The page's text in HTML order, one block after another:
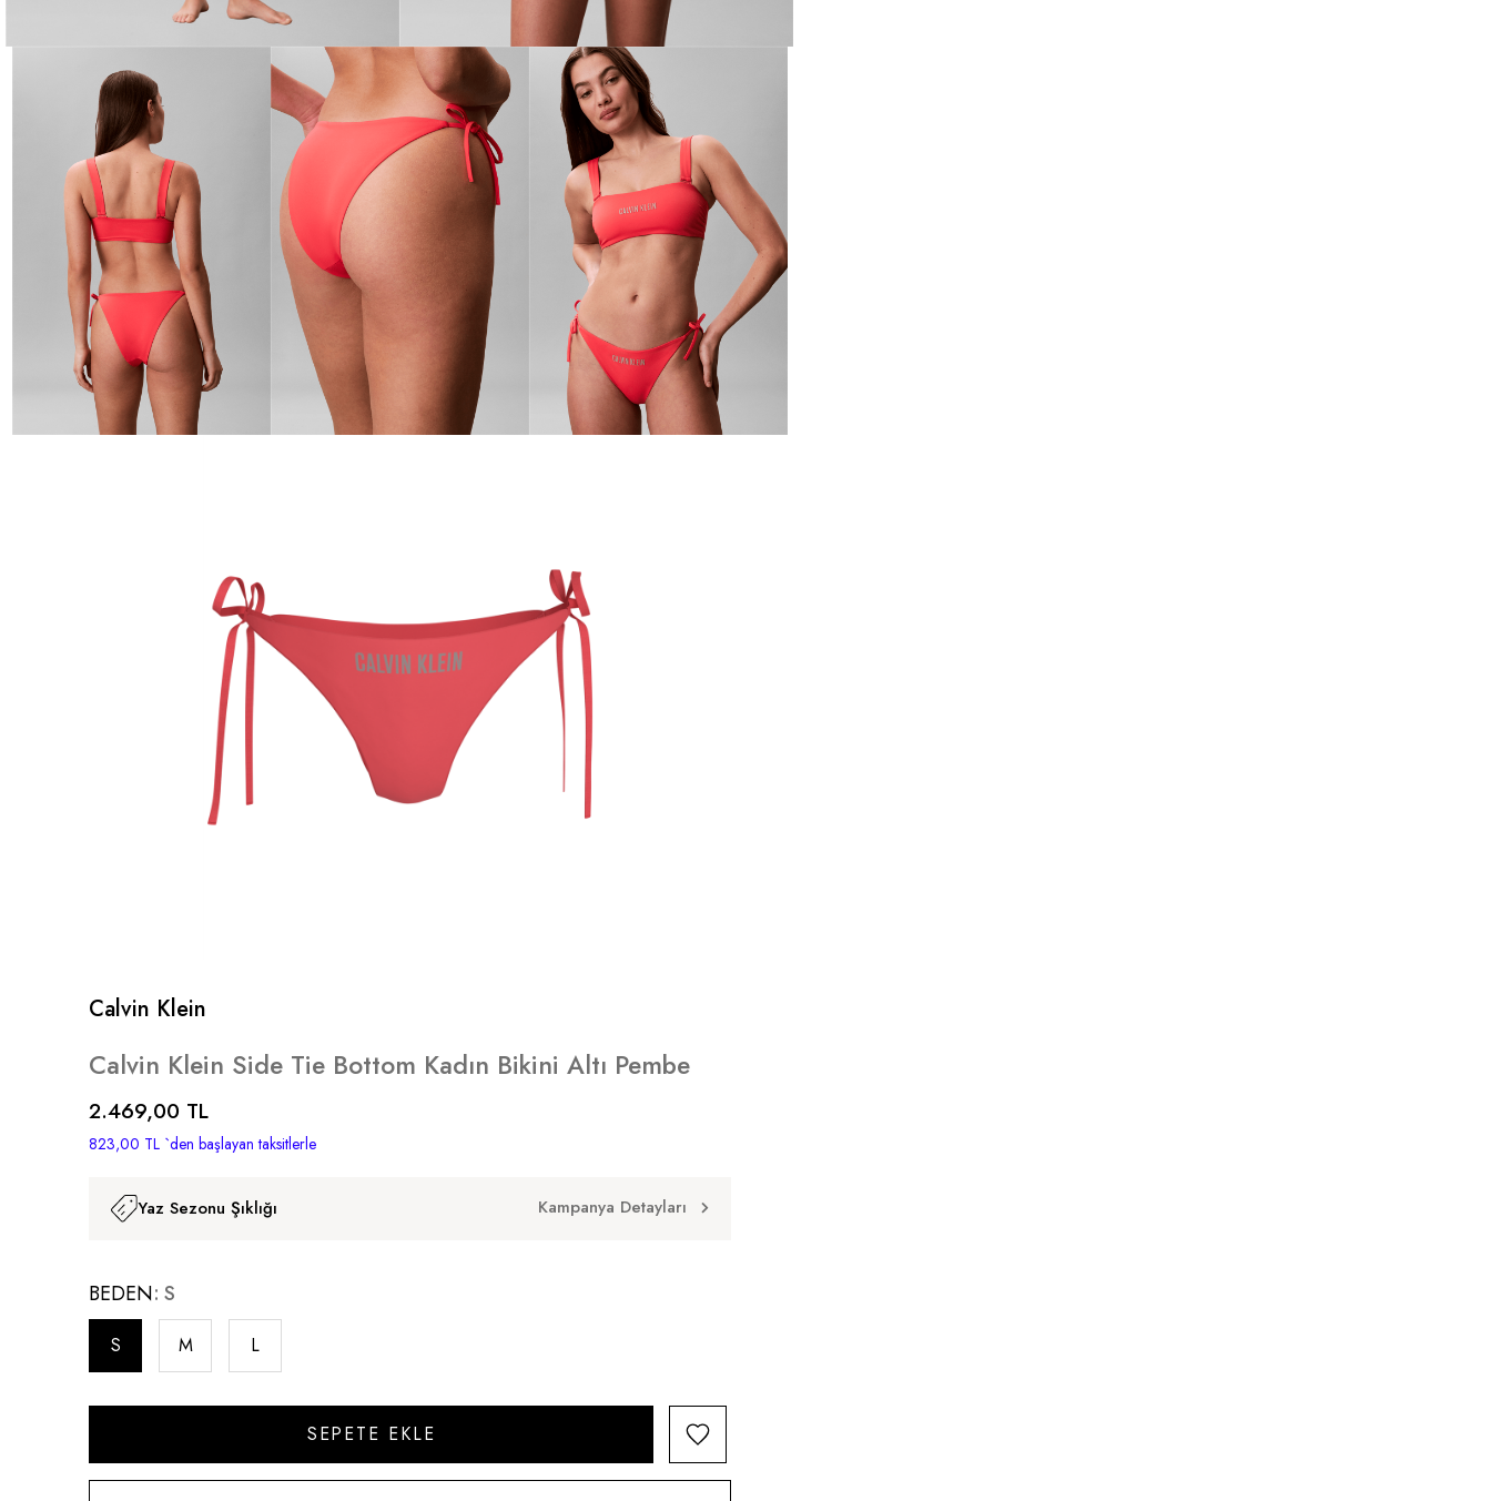
Calvin Klein
Calvin Klein Side Tie Bottom Kadın Bikini Altı Pembe
2.469,00 TL
823,00 TL `den başlayan taksitlerle
Yaz Sezonu Şıklığı Kampanya Detayları
BEDEN S
S M L